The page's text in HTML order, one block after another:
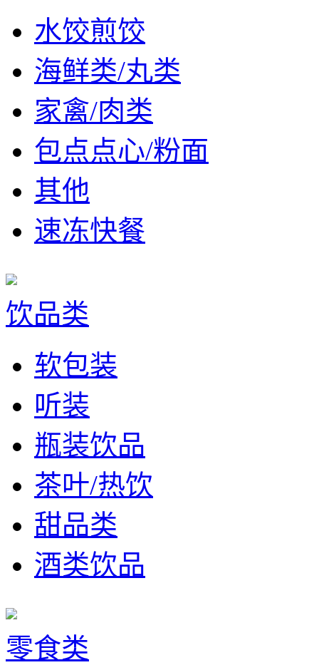
水饺煎饺
海鲜类/丸类
家禽/肉类
包点点心/粉面
其他
速冻快餐
饮品类
软包装
听装
瓶装饮品
茶叶/热饮
甜品类
酒类饮品
零食类